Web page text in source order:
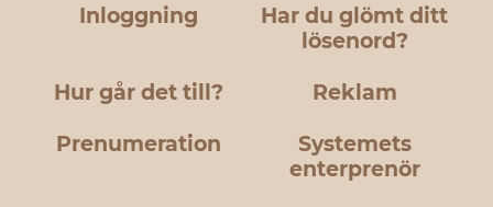
Inloggning
Har du glömt ditt
lösenord?
Hur går det till? Reklam
Prenumeration
Systemets
enterprenör